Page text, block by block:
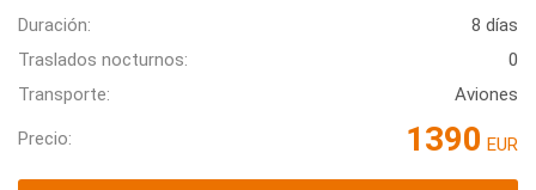
Duración:
8 días
Traslados nocturnos:
0
Transporte:
Aviones
Precio: 1390 EUR